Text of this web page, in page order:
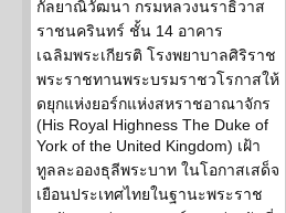
กัลยาณิวัฒนา กรมหลวงนราธิวาส
ราชนครินทร์ ชั้น 14 อาคาร
เฉลิมพระเกียรติ โรงพยาบาลศิริราช
พระราชทานพระบรมราชวโรกาสให้
ดยุกแห่งยอร์กแห่งสหราชอาณาจักร
(His Royal Highness The Duke of
York of the United Kingdom) เฝ้า
ทูลละอองธุลีพระบาท ในโอกาสเสด็จ
เยือนประเทศไทยในฐานะพระราช